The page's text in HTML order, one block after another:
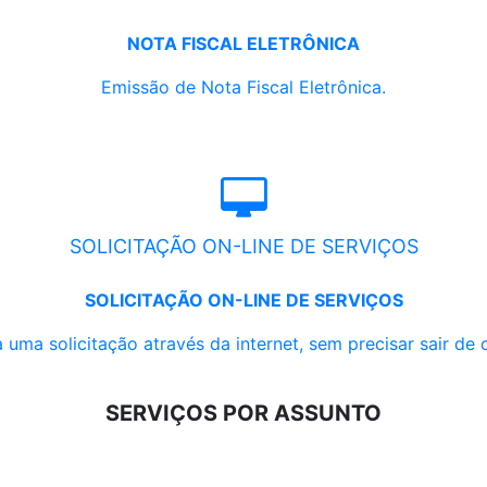
NOTA FISCAL ELETRÔNICA
Emissão de Nota Fiscal Eletrônica.
SOLICITAÇÃO ON-LINE DE SERVIÇOS
SOLICITAÇÃO ON-LINE DE SERVIÇOS
uma solicitação através da internet, sem precisar sair de
SERVIÇOS POR ASSUNTO